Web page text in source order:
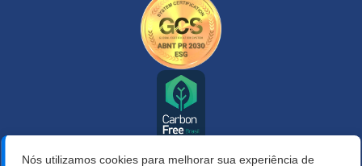
Nós utilizamos cookies para melhorar sua experiência de